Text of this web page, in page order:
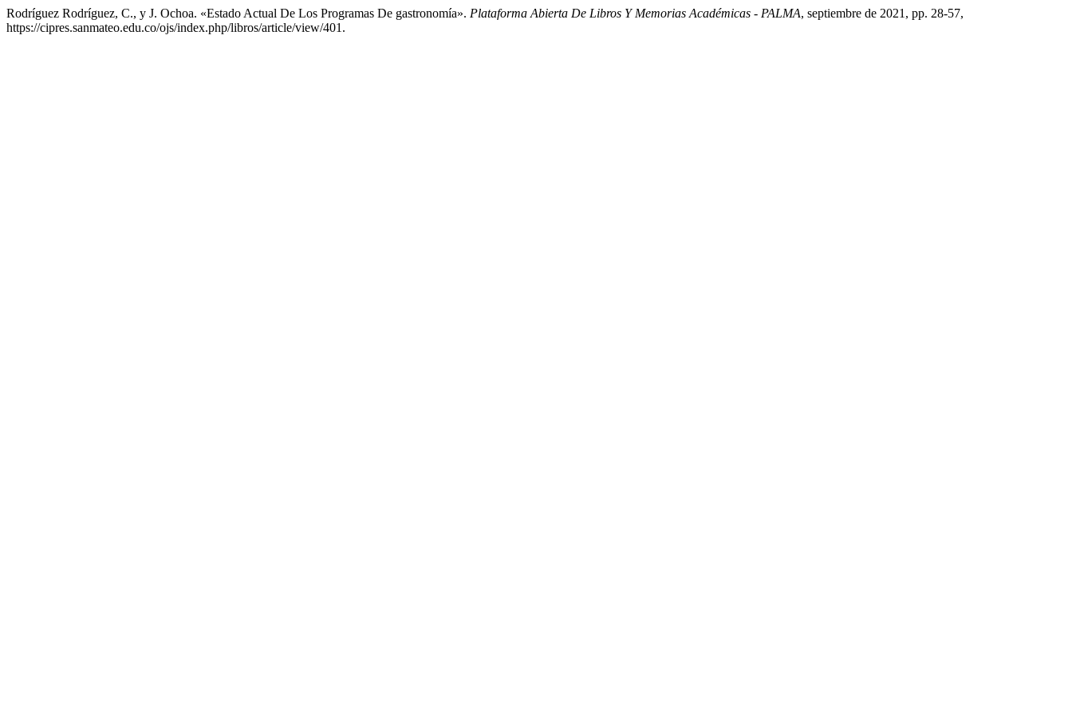
Rodríguez Rodríguez, C., y J. Ochoa. «Estado Actual De Los Programas De gastronomía». Plataforma Abierta De Libros Y Memorias Académicas - PALMA, septiembre de 2021, pp. 28-57,
https://cipres.sanmateo.edu.co/ojs/index.php/libros/article/view/401.